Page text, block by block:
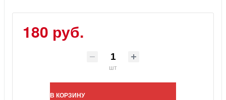
180 руб.
шт
В КОРЗИНУ